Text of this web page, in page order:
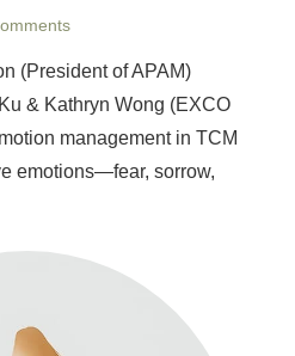
(President of APAM)
& Kathryn Wong (EXCO
management in TCM
emotions—fear, sorrow,